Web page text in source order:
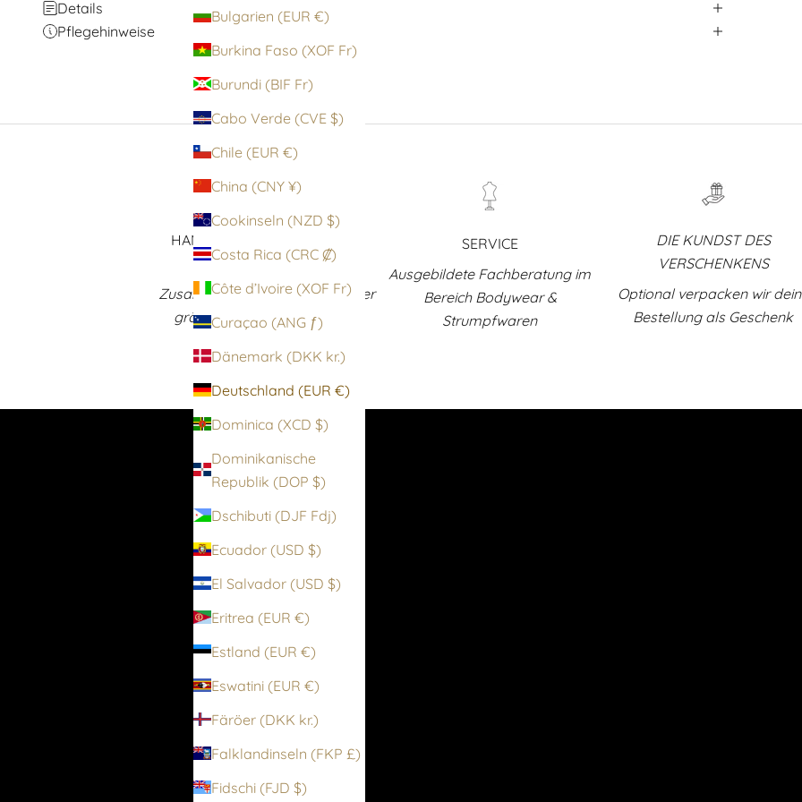
Bulgarien (EUR €)
Burkina Faso (XOF Fr)
Burundi (BIF Fr)
Cabo Verde (CVE $)
Chile (EUR €)
China (CNY ¥)
Cookinseln (NZD $)
Costa Rica (CRC ₡)
Côte d’Ivoire (XOF Fr)
Curaçao (ANG ƒ)
Dänemark (DKK kr.)
Deutschland (EUR €)
Dominica (XCD $)
Dominikanische
Republik (DOP $)
Dschibuti (DJF Fdj)
Ecuador (USD $)
El Salvador (USD $)
Eritrea (EUR €)
Estland (EUR €)
Eswatini (EUR €)
Färöer (DKK kr.)
Falklandinseln (FKP £)
Fidschi (FJD $)
Details
Pflegehinweise
HANDVERLESENE AUSWAHL
Zusammenstellung zu einem der
größten Wolford Sortimente
SERVICE
Ausgebildete Fachberatung im
Bereich Bodywear &
Strumpfwaren
DIE KUNDST DES
VERSCHENKENS
Optional verpacken wir
Bestellung als Geschenk